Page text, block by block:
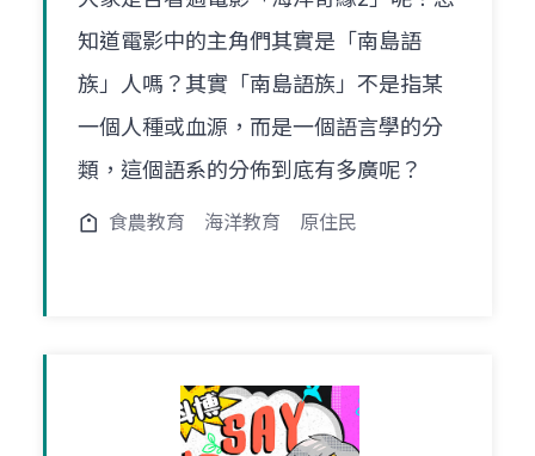
知道電影中的主角們其實是「南島語
族」人嗎？其實「南島語族」不是指某
一個人種或血源，而是一個語言學的分
類，這個語系的分佈到底有多廣呢？
食農教育 海洋教育 原住民